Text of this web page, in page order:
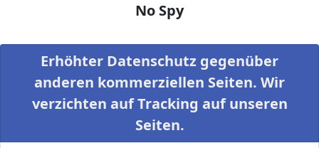
No Spy
Erhöhter Datenschutz gegenüber
anderen kommerziellen Seiten. Wir
verzichten auf Tracking auf unseren
Seiten.